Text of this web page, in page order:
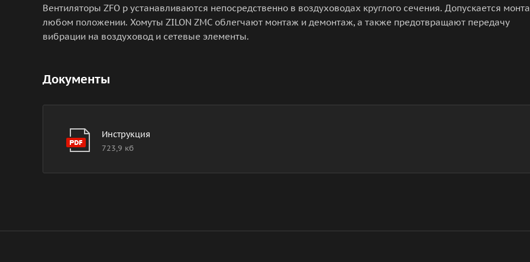
Вентиляторы ZFO p устанавливаются непосредственно в воздуховодах круглого сечения. Допускается
любом положении. Хомуты ZILON ZMC облегчают монтаж и демонтаж, а также предотвращают передачу
вибрации на воздуховод и сетевые элементы.
Документы
Инструкция
723,9 кб